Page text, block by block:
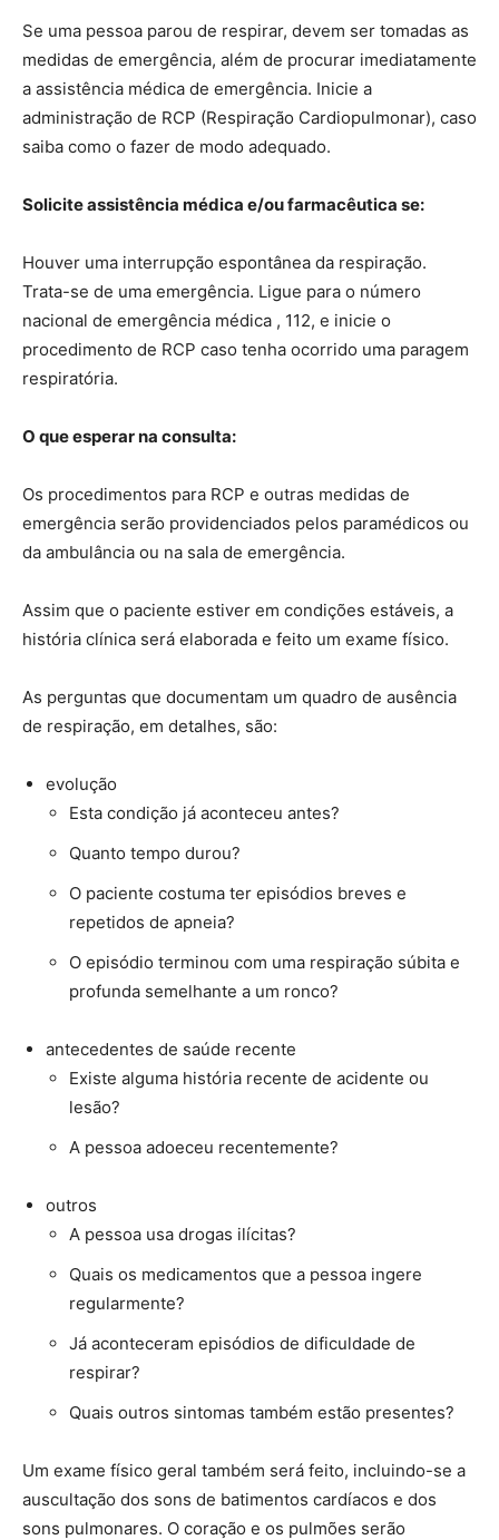
Se uma pessoa parou de respirar, devem ser tomadas as
medidas de emergência, além de procurar imediatamente
a assistência médica de emergência. Inicie a
administração de RCP (Respiração Cardiopulmonar), caso
saiba como o fazer de modo adequado.
Solicite assistência médica e/ou farmacêutica se:
Houver uma interrupção espontânea da respiração.
Trata-se de uma emergência. Ligue para o número
nacional de emergência médica , 112, e inicie o
procedimento de RCP caso tenha ocorrido uma paragem
respiratória.
O que esperar na consulta:
Os procedimentos para RCP e outras medidas de
emergência serão providenciados pelos paramédicos ou
da ambulância ou na sala de emergência.
Assim que o paciente estiver em condições estáveis, a
história clínica será elaborada e feito um exame físico.
As perguntas que documentam um quadro de ausência
de respiração, em detalhes, são:
evolução
Esta condição já aconteceu antes?
Quanto tempo durou?
O paciente costuma ter episódios breves e
repetidos de apneia?
O episódio terminou com uma respiração súbita e
profunda semelhante a um ronco?
antecedentes de saúde recente
Existe alguma história recente de acidente ou
lesão?
A pessoa adoeceu recentemente?
outros
A pessoa usa drogas ilícitas?
Quais os medicamentos que a pessoa ingere
regularmente?
Já aconteceram episódios de dificuldade de
respirar?
Quais outros sintomas também estão presentes?
Um exame físico geral também será feito, incluindo-se a
auscultação dos sons de batimentos cardíacos e dos
sons pulmonares. O coração e os pulmões serão